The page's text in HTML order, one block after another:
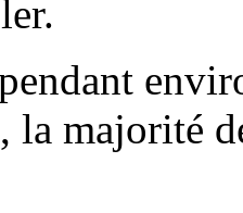
majorité